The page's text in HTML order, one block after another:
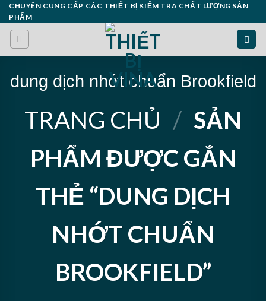
Skip
to
content
CHUYÊN CUNG CẤP CÁC THIẾT BỊ KIỂM TRA CHẤT LƯỢNG SẢN
PHẨM
dung dịch nhớt chuẩn Brookfield
TRANG CHỦ / SẢN
PHẨM ĐƯỢC GẮN
THẺ “DUNG DỊCH
NHỚT CHUẨN
BROOKFIELD”